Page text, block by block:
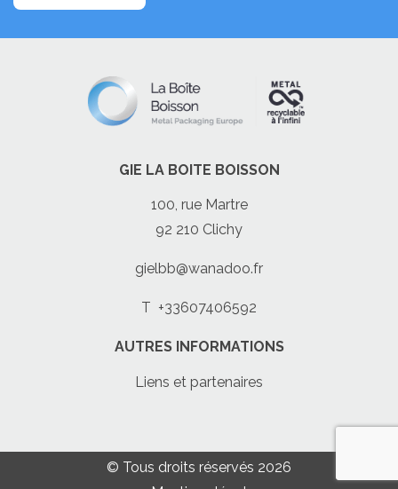
GIE LA BOITE BOISSON
100, rue Martre
92 210 Clichy
gielbb@wanadoo.fr
T +33607406592
AUTRES INFORMATIONS
Liens et partenaires
© Tous droits réservés 2026